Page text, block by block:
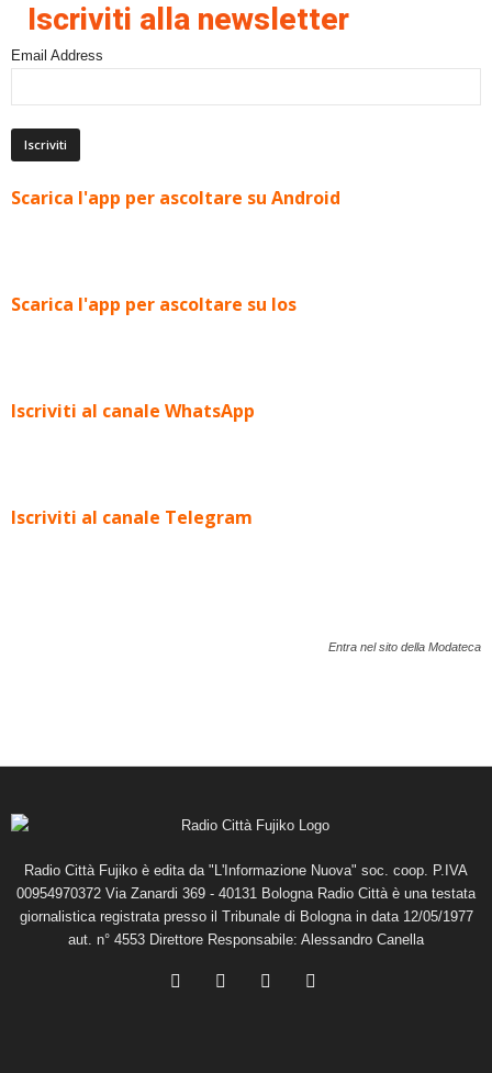
Iscriviti alla newsletter
Email Address
Scarica l'app per ascoltare su Android
Scarica l'app per ascoltare su Ios
Iscriviti al canale WhatsApp
Iscriviti al canale Telegram
Entra nel sito della Modateca
Radio Città Fujiko è edita da "L'Informazione Nuova" soc. coop. P.IVA
00954970372 Via Zanardi 369 - 40131 Bologna Radio Città è una testata
giornalistica registrata presso il Tribunale di Bologna in data 12/05/1977
aut. n° 4553 Direttore Responsabile: Alessandro Canella